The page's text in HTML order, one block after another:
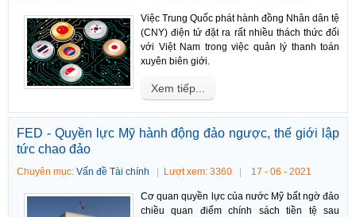
Việc Trung Quốc phát hành đồng Nhân dân tệ
(CNY) điện tử đặt ra rất nhiều thách thức đối
với Việt Nam trong việc quản lý thanh toán
xuyên biên giới.
Xem tiếp...
FED - Quyền lực Mỹ hành động đảo ngược, thế giới lập
tức chao đảo
Chuyên mục: Vấn đề Tài chính Lượt xem: 3360 17 - 06 - 2021
Cơ quan quyền lực của nước Mỹ bất ngờ đảo
chiều quan điểm chính sách tiền tệ sau